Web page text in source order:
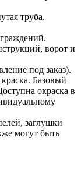
труба.
ворот и
под заказ).
Базовый
окраска в
заглушки
могут быть